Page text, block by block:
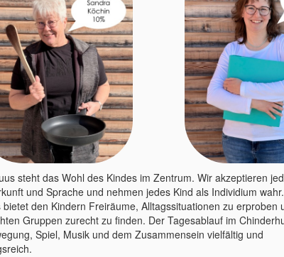
steht das Wohl des Kindes im Zentrum. Wir akzeptieren
und Sprache und nehmen jedes Kind als Individium
den Kindern Freiräume, Alltagssituationen zu erproben
Gruppen zurecht zu finden. Der Tagesablauf im
Spiel, Musik und dem Zusammensein vielfältig und